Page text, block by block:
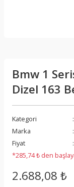
Bmw 1
Dizel 163
Kategori
Marka
Fiyat
*285,74 ₺ den
2.688,08 ₺